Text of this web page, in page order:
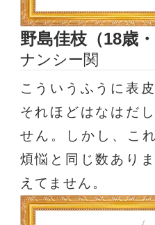
野島佳枝（18歳・
ナンシー関
こういうふうに表
それほどはなはだ
せん。しかし、こ
煩悩と同じ数あり
えてません。